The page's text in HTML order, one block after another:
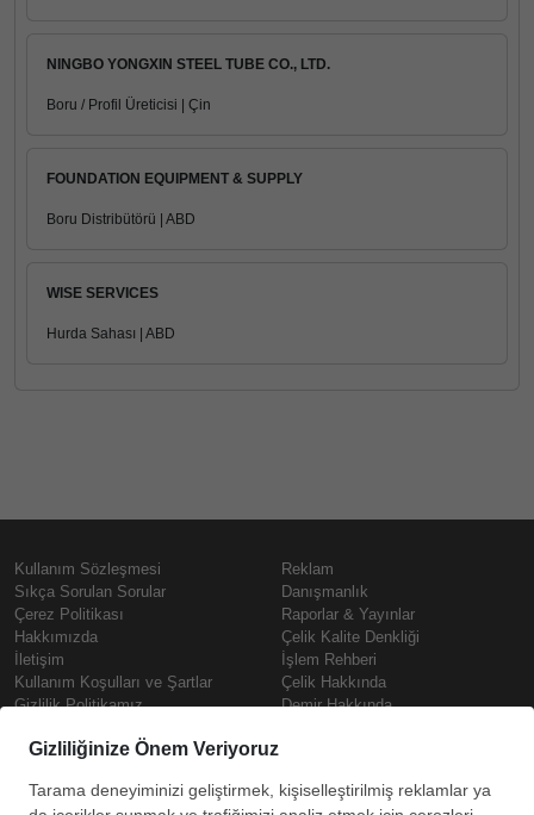
NINGBO YONGXIN STEEL TUBE CO., LTD.
Boru / Profil Üreticisi | Çin
FOUNDATION EQUIPMENT & SUPPLY
Boru Distribütörü | ABD
WISE SERVICES
Hurda Sahası | ABD
Kullanım Sözleşmesi
Sıkça Sorulan Sorular
Çerez Politikası
Hakkımızda
İletişim
Kullanım Koşulları ve Şartlar
Gizlilik Politikamız
Prime
Reklam
Danışmanlık
Raporlar & Yayınlar
Çelik Kalite Denkliği
İşlem Rehberi
Çelik Hakkında
Demir Hakkında
Çelik Fiyatları Copyright © SteelOrbis Elektronik